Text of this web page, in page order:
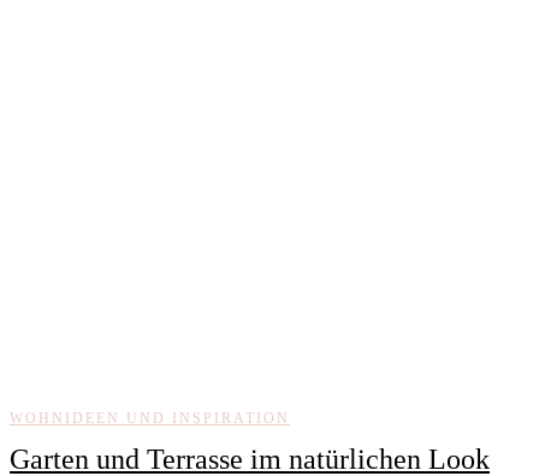
WOHNIDEEN UND INSPIRATION
Garten und Terrasse im natürlichen Look